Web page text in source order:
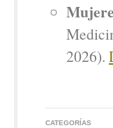
2026).
CATEGORÍAS